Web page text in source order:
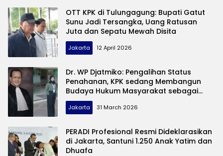
OTT KPK di Tulungagung: Bupati Gatut
Sunu Jadi Tersangka, Uang Ratusan
Juta dan Sepatu Mewah Disita
Jakarta 12 April 2026
Dr. WP Djatmiko: Pengalihan Status
Penahanan, KPK sedang Membangun
Budaya Hukum Masyarakat sebagai
Strategi Non-Penal.
Jakarta 31 March 2026
PERADI Profesional Resmi Dideklarasikan
di Jakarta, Santuni 1.250 Anak Yatim dan
Dhuafa